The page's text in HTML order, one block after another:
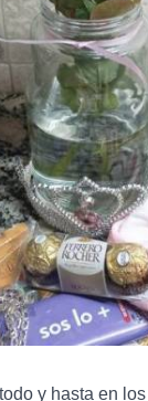
y hasta en